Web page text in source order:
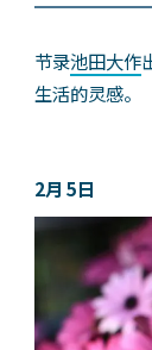
节录池田大作
生活的灵感。
2月 5日